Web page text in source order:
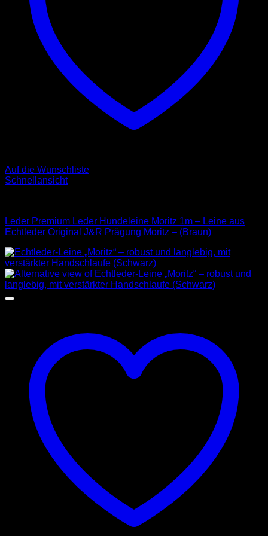
Auf die Wunschliste
Schnellansicht
Leder Premium Leder Hundeleine Moritz 1m – Leine aus
Echtleder Original J&R Prägung Moritz – (Braun)